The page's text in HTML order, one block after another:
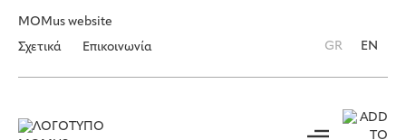
MOMus website
Σχετικά
Επικοινωνία GR EN